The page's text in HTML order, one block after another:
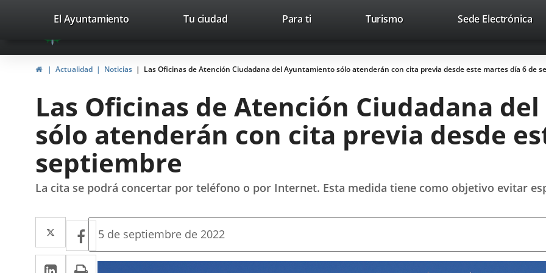
Portal
Web
del
Valladolid
avaTop Trabaja con nosotros Contacto
valladolid.es
El Ayuntamiento Tu ciudad Para ti TurismoEste
abrirá
en
ventana
nueva.
Sede Electrónica
InicioActualidad Noticias Las Oficinas de Atención Ciudadana del Ayuntamiento sólo atenderán con cita previa desde este martes día 6 de
Las Oficinas de Atención Ciudadana
sólo atenderán con cita previa desde
septiembre
La cita se podrá concertar por teléfono o por Internet. Esta medida tiene como objetivo evitar
Twitter
Enlace
a
una
Facebook
Enlace
a
LinkedIn
EnlaceImprimir
Fecha
la
5 de septiembre de 2022